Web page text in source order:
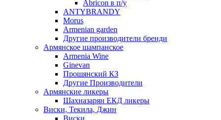
Abricon в п/у
ANTYBRANDY
Morus
Armenian garden
Другие производители бренди
Армянское шампанское
Armenia Wine
Ginevan
Прошянский КЗ
Другие Производители
Армянские ликеры
Шахназарян ЕКД ликеры
Виски, Текила, Джин
Виски